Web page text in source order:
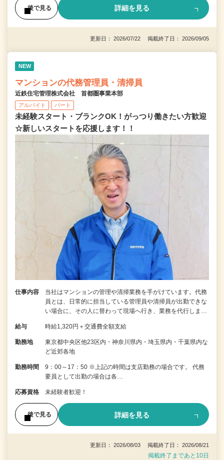
後で見る 詳細を見る
更新日： 2026/07/22 掲載終了日： 2026/09/05
NEW
マンションの代務管理員・清掃員
近鉄住宅管理株式会社 首都圏事業本部
アルバイト パート
未経験スタート・ブランクOK！がっつり働きたい方歓迎
☆新しいスタートを応援します！！
仕事内容
当社はマンションの管理や清掃業務を手がけています。代務
員とは、日常的に担当している管理員や清掃員が出勤できな
い場合に、その人に替わって現場へ行き、業務を代行しま…
給与 時給1,320円＋交通費全額支給
勤務地
東京都中央区他23区内・神奈川県内・埼玉県内・千葉県内な
ど近郊各地
勤務時間
9：00～17：50 ※上記の時間は支店勤務の場合です。 代務
要員として出勤の場合は各…
応募資格 未経験者歓迎！
後で見る 詳細を見る
更新日： 2026/08/03 掲載終了日： 2026/08/21
掲載終了まであと10日